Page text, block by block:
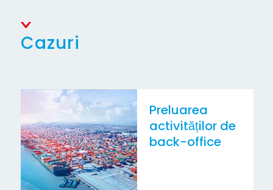
Cazuri
Preluarea
activităților de
back-office